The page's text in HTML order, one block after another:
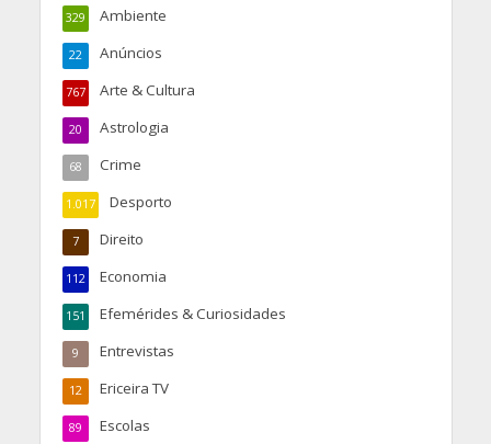
Ambiente
329
Anúncios
22
Arte & Cultura
767
Astrologia
20
Crime
68
Desporto
1.017
Direito
7
Economia
112
Efemérides & Curiosidades
151
Entrevistas
9
Ericeira TV
12
Escolas
89